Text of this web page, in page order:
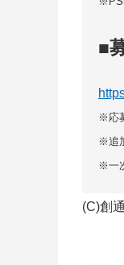
■
※応
※追
※一
(C)創